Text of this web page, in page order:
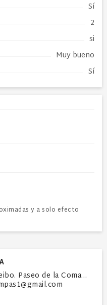
Sí
2
si
Muy bueno
Sí
y a solo efecto
Santa Maria y El Ceibo. Paseo de la Comarca - Loca